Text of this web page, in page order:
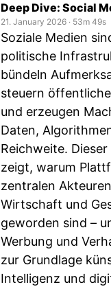
Deep Dive: Social
21. January 2026 ‧ 53m 49s
Soziale Medien
politische
bündeln
steuern
und erzeugen
Daten,
Reichweite. Dieser
zeigt, warum
zentralen
Wirtschaft und
geworden sind –
Werbung und
zur Grundlage
Intelligenz und